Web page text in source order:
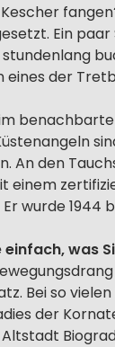
Ein
der
den
einem
wurde 1944
was
Bei so
der